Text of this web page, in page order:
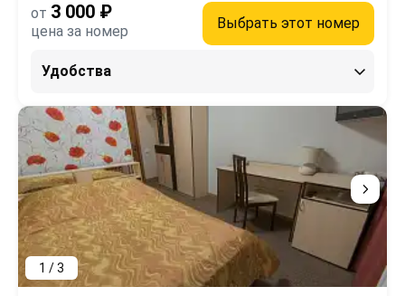
от 3 000 ₽
цена за номер Выбрать этот номер
Удобства
1 / 3